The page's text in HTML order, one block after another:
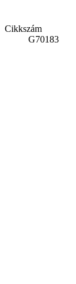
Cikkszám
G70183